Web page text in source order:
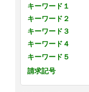
キーワード１
キーワード２
キーワード３
キーワード４
キーワード５
請求記号